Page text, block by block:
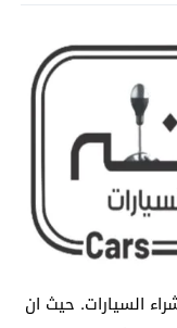
السيارات. حيث ان